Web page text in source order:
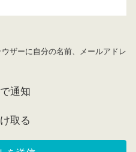
ザーに自分の名前、メールアドレ
通知
取る